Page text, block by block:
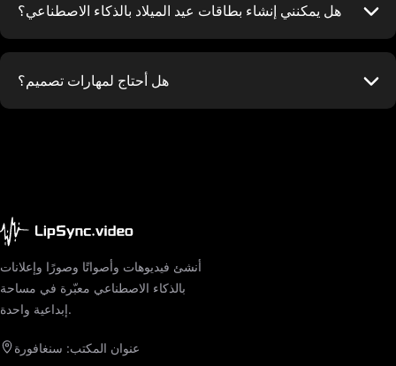
هل يمكنني إنشاء بطاقات عيد الميلاد بالذكاء الاصطناعي؟
هل أحتاج لمهارات تصميم؟
أنشئ فيديوهات وأصواتًا وصورًا وإعلانات
بالذكاء الاصطناعي معبّرة في مساحة
إبداعية واحدة.
عنوان المكتب: سنغافورة